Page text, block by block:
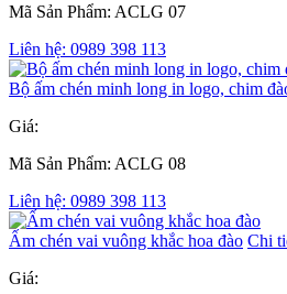
Mã Sản Phẩm: ACLG 07
Liên hệ: 0989 398 113
Bộ ấm chén minh long in logo, chim
Giá:
Mã Sản Phẩm: ACLG 08
Liên hệ: 0989 398 113
Ấm chén vai vuông khắc hoa đào Chi
Giá: